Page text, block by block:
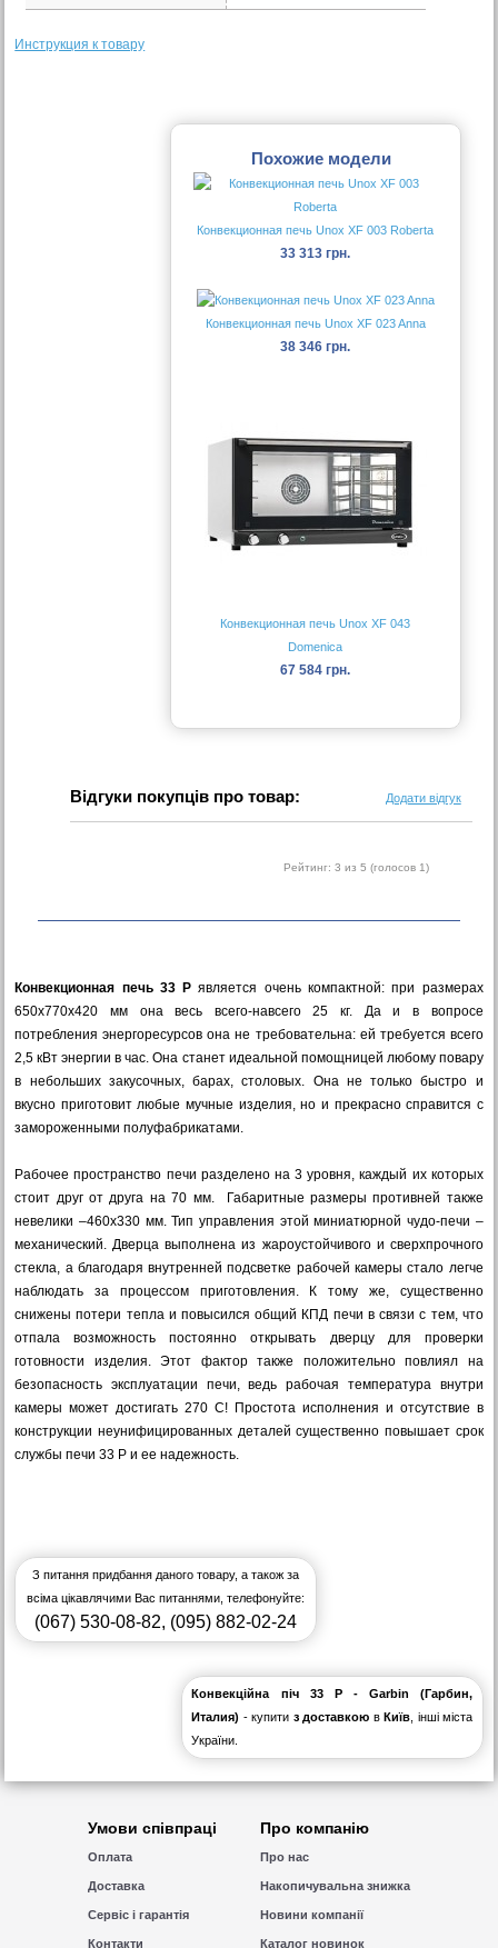
Инструкция к товару
Похожие модели
Конвекционная печь Unox XF 003 Roberta
33 313 грн.
Конвекционная печь Unox XF 023 Anna
38 346 грн.
Конвекционная печь Unox XF 043
Domenica
67 584 грн.
Відгуки покупців про товар: Додати відгук
Рейтинг: 3 из 5 (голосов 1)
Конвекционная печь 33 Pявляется очень компактной: при размерах
650х770х420 мм она весь всего-навсего 25 кг. Да и в вопросе
потребления энергоресурсов она не требовательна: ей требуется всего
2,5 кВт энергии в час. Она станет идеальной помощницей любому повару
в небольших закусочных, барах, столовых. Она не только быстро и
вкусно приготовит любые мучные изделия, но и прекрасно справится с
замороженными полуфабрикатами.
Рабочее пространство печи разделено на 3 уровня, каждый их которых
стоит друг от друга на 70 мм. Габаритные размеры противней также
невелики –460х330 мм. Тип управления этой миниатюрной чудо-печи –
механический. Дверца выполнена из жароустойчивого и сверхпрочного
стекла, а благодаря внутренней подсветке рабочей камеры стало легче
наблюдать за процессом приготовления. К тому же, существенно
снижены потери тепла и повысился общий КПД печи в связи с тем, что
отпала возможность постоянно открывать дверцу для проверки
готовности изделия. Этот фактор также положительно повлиял на
безопасность эксплуатации печи, ведь рабочая температура внутри
камеры может достигать 270 С! Простота исполнения и отсутствие в
конструкции неунифицированных деталей существенно повышает срок
службы печи 33 P и ее надежность.
З питання придбання даного товару, а також за
всіма цікавлячими Вас питаннями, телефонуйте:
(067) 530-08-82, (095) 882-02-24
Конвекційна піч 33 Р - Garbin (Гарбин,
Италия) - купити з доставкою вКиїв , інші міста
України.
Умови співпраці
Оплата
Доставка
Сервіс і гарантія
Контакти
Про компанію
Про нас
Накопичувальна знижка
Новини компанії
Каталог новинок